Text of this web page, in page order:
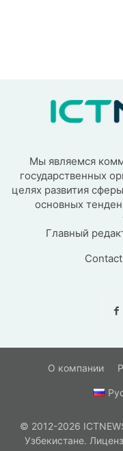
Мы являемся
государственных
целях развития
основных
Главный
О компании
© 2012-2026
Узбекистане.